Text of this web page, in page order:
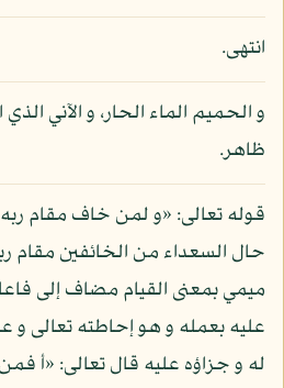
انتهى.
و الحميم الماء الحار، و الآني الذي
ظاهر.
قوله تعالى: «و لمن خاف مقام
حال السعداء من الخائفين مقام
ميمي بمعنى القيام مضاف إلى
عليه بعمله و هو إحاطته تعالى
له و جزاؤه عليه قال تعالى: «أ